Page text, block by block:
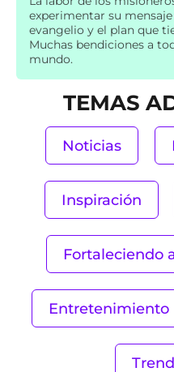
experimentar su
evangelio y el plan que
Muchas bendiciones a
mundo.
TEMAS
Noticias
Inspiración
Fortaleciendo
Entretenimiento